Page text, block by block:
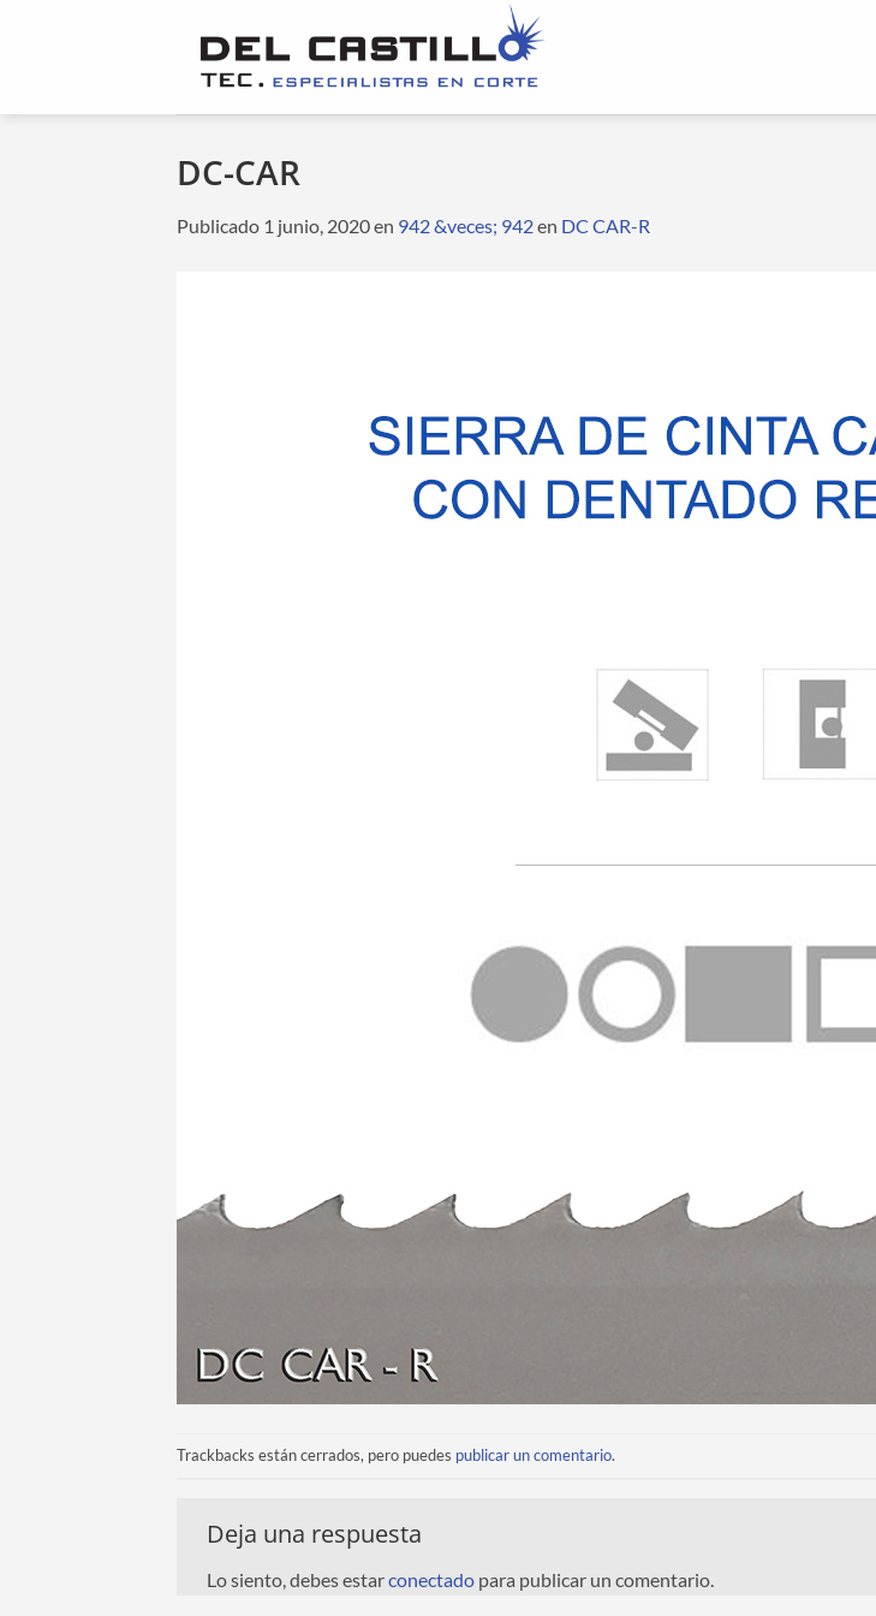
DC-CAR
Publicado 1 junio, 2020en 942 &veces; 942en DC CAR-R
Trackbacks están cerrados, pero puedes publicar un comentario.
Deja una respuesta
Lo siento, debes estarconectado para publicar un comentario.